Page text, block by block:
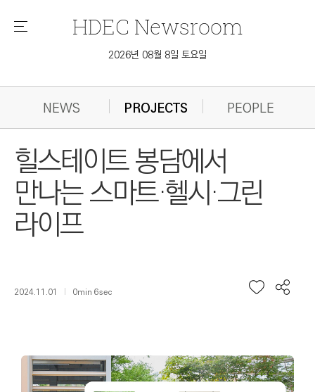
메
HDEC Newsroom
2026년 08월 8일 토요일
NEWS PROJECTS PEOPLE
힐스테이트 봉담에서
만나는 스마트·헬시·그린
라이프
2024.11.01 0min 6sec